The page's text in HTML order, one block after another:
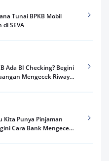
Tunai BPKB Mobil
di SEVA
Ada BI Checking? Begini
Mengecek Riwayat
Kita Punya Pinjaman
Cara Bank Mengecek